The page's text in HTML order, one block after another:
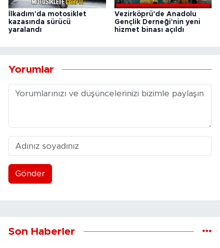
İlkadım'da motosiklet
kazasında sürücü
yaralandı
Vezirköprü'de Anadolu
Gençlik Derneği'nin yeni
hizmet binası açıldı
Yorumlar
Gönder
Son Haberler